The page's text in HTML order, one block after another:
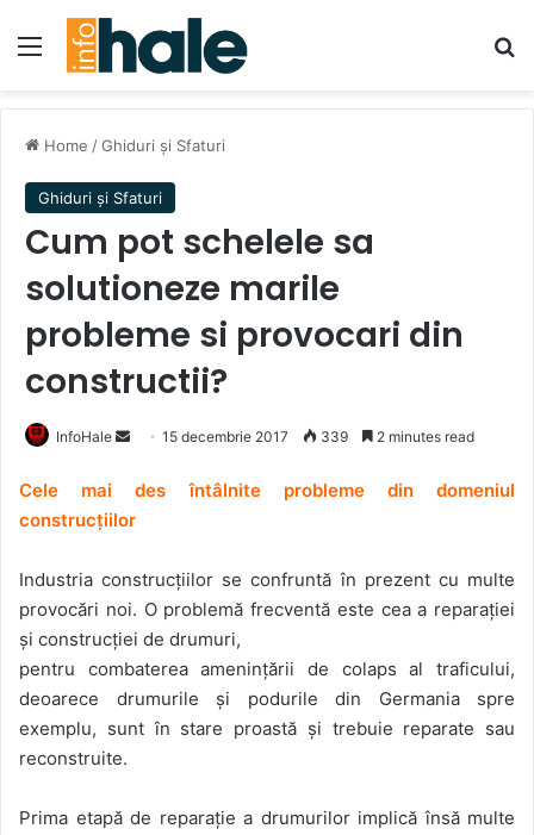
Menu
Home /Ghiduri și Sfaturi
Ghiduri și Sfaturi
Cum pot schelele sa
solutioneze marile
probleme si provocari din
constructii?
InfoHale
Send
email
15 decembrie 2017 339 2 minutes read
Cele mai des întâlnite probleme din domeniul
construcțiilor
Industria construcțiilor se confruntă în prezent cu multe
provocări noi. O problemă frecventă este cea a reparației
și construcției de drumuri,
pentru combaterea amenințării de colaps al traficului,
deoarece drumurile și podurile din Germania spre
exemplu, sunt în stare proastă și trebuie reparate sau
reconstruite.
Prima etapă de reparație a drumurilor implică însă multe